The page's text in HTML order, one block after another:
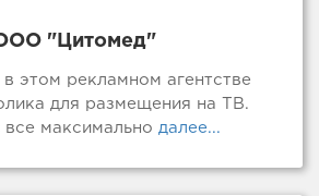
"Цитомед"
в этом рекламном агентстве
для размещения на ТВ.
все максимально далее...